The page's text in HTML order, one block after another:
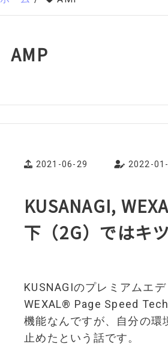
AMP
2021-06-29 2022-
KUSANAGI,
下（2G）ではキ
KUSNAGIのプレミアムエ
WEXAL® Page Speed
機能なんですが、自分の環
止めたという話です。